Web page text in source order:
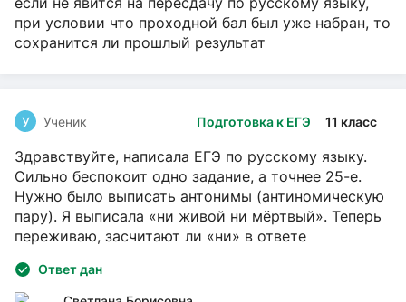
при условии что проходной бал был уже набран, то
сохранится ли прошлый результат
Подготовка к ЕГЭ 11 класс
У Ученик
Здравствуйте, написала ЕГЭ по русскому языку.
Сильно беспокоит одно задание, а точнее 25-е.
Нужно было выписать антонимы (антиномическую
пару). Я выписала «ни живой ни мёртвый». Теперь
переживаю, засчитают ли «ни» в ответе
Ответ дан